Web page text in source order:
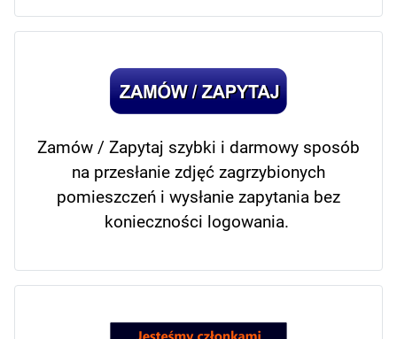
Zamów / Zapytaj szybki i darmowy sposób
na przesłanie zdjęć zagrzybionych
pomieszczeń i wysłanie zapytania bez
konieczności logowania.